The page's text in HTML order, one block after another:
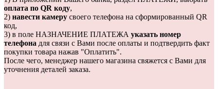
оплата по QR коду,
2) навести камеру своего телефона на сформированный QR
код,
3) в поле НАЗНАЧЕНИЕ ПЛАТЕЖА указать номер
телефона для связи с Вами после оплаты и подтвердить факт
покупки товара нажав "Оплатить".
После чего, менеджер нашего магазина свяжется с Вами для
уточнения деталей заказа.